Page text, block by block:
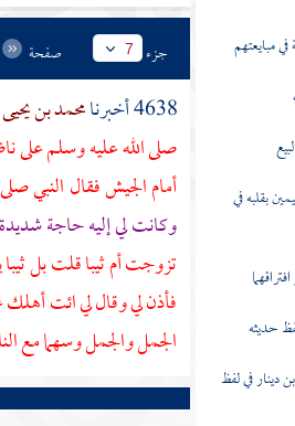
مبايعتهم
بقلبه في
حديثه
دينار في لفظ
جزء 7 صفحة
4638 أخبرنا محمد بن
صلى الله عليه وسلم على
أمام الجيش فقال النبي
وكانت لي إليه حاجة
تزوجت أم ثيبا قلت بل
فأذن لي وقال لي ائت
الجمل والجمل وسهما مع